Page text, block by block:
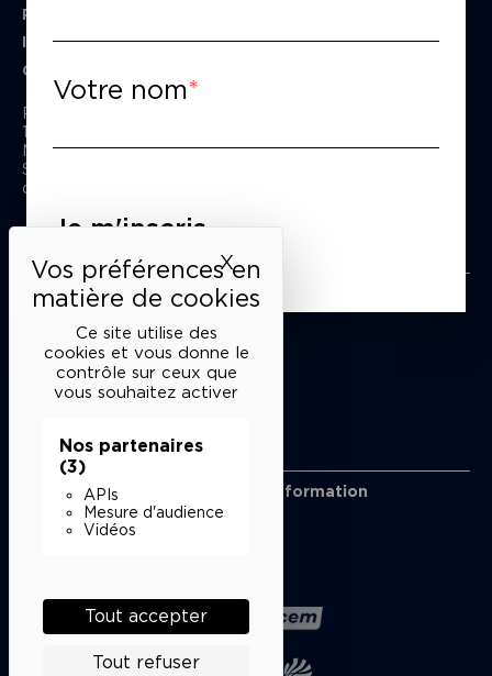
Ce site utilise des
cookies et vous donne le
contrôle sur ceux que
vous souhaitez activer
Nos partenaires
(3)
APIs
Mesure d'audience
Vidéos
Tout accepter
Tout refuser
XMasquer le bandeau des
Privatiser une salle
Informations techniques
Contact presse
Passage Moliėre
157, rue Saint-Martin - 75003 Paris
M° Rambuteau - RER Les Halles
Standard tél : 01 44 54 53 00
du mardi au samedi de 15h à 18h
Liens utiles
Mentions légales
Conditions générales de vente
Cookies
Restons en lien
Inscrivez-vous à notre lettre d’information
Suivez-nous sur les réseaux
Votre nom
Je m'inscris